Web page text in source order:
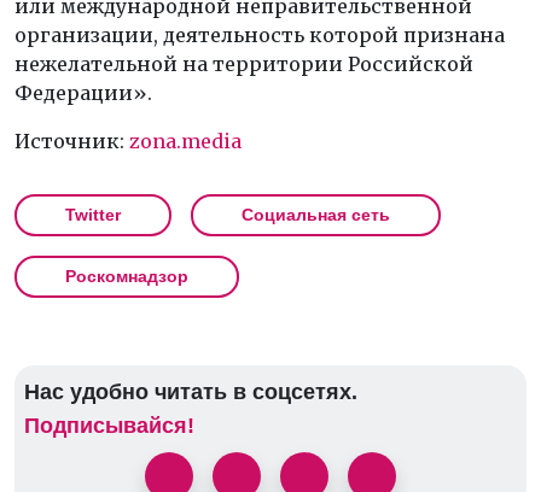
или международной неправительственной
организации, деятельность которой признана
нежелательной на территории Российской
Федерации».
Источник: zona.media
Twitter Социальная сеть
Роскомнадзор
Нас удобно читать в соцсетях.
Подписывайся!